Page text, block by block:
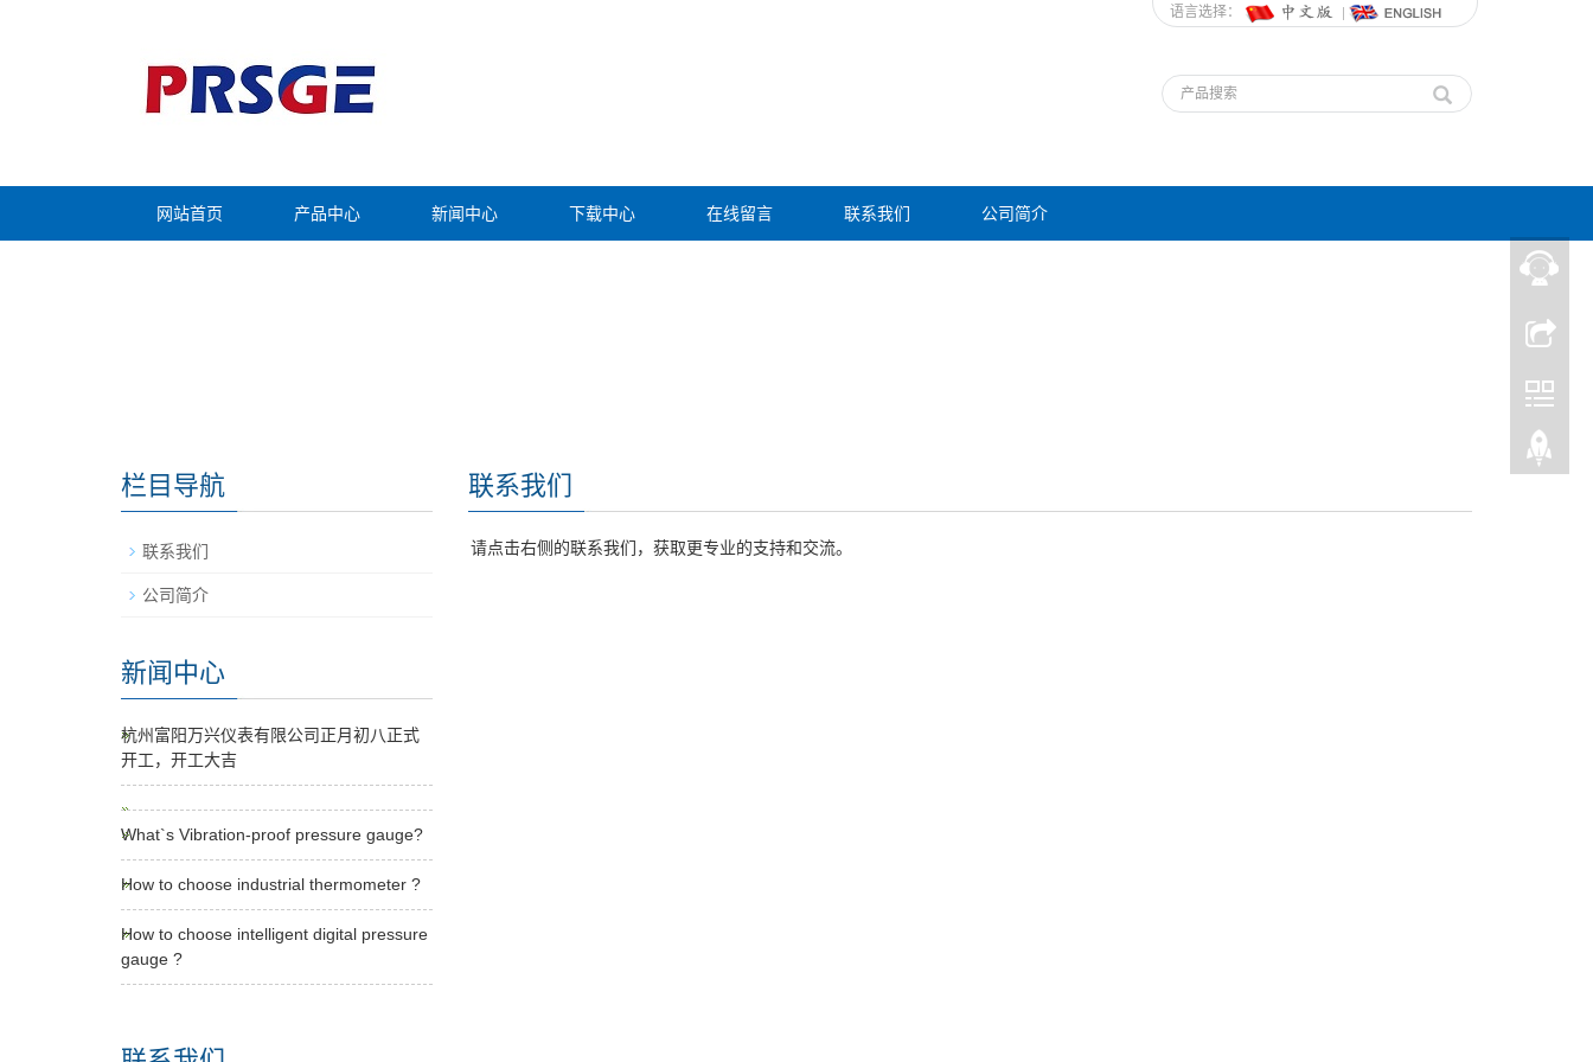
语言选择：
网站首页 产品中心 新闻中心 下载中心 在线留言 联系我们 公司简介
联系我们
请点击右侧的联系我们，获取更专业的支持和交流。
栏目导航
联系我们
公司简介
新闻中心
杭州富阳万兴仪表有限公司正月初八正式
开工，开工大吉
What`s Vibration-proof pressure gauge?
How to choose industrial thermometer ?
How to choose intelligent digital pressure
gauge ?